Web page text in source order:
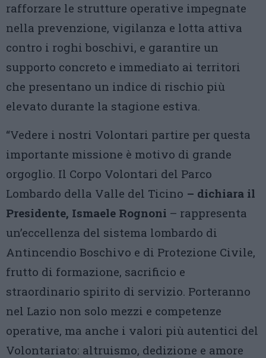
rafforzare le strutture operative impegnate
nella prevenzione, vigilanza e lotta attiva
contro i roghi boschivi, e garantire un
supporto concreto e immediato ai territori
che presentano un indice di rischio più
elevato durante la stagione estiva.
“Vedere i nostri Volontari partire per questa
importante missione è motivo di grande
orgoglio. Il Corpo Volontari del Parco
Lombardo della Valle del Ticino – dichiara il
Presidente, Ismaele Rognoni – rappresenta
un’eccellenza del sistema lombardo di
Antincendio Boschivo e di Protezione Civile,
frutto di formazione, sacrificio e
straordinario spirito di servizio. Porteranno
nel Lazio non solo mezzi e competenze
operative, ma anche i valori più autentici del
Volontariato: altruismo, dedizione e amore